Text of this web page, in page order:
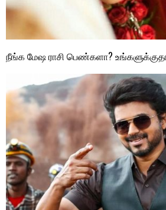
நீங்க மேஷ ராசி பெண்களா?